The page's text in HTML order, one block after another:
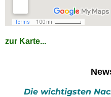
zur Karte...
Die wichtigsten